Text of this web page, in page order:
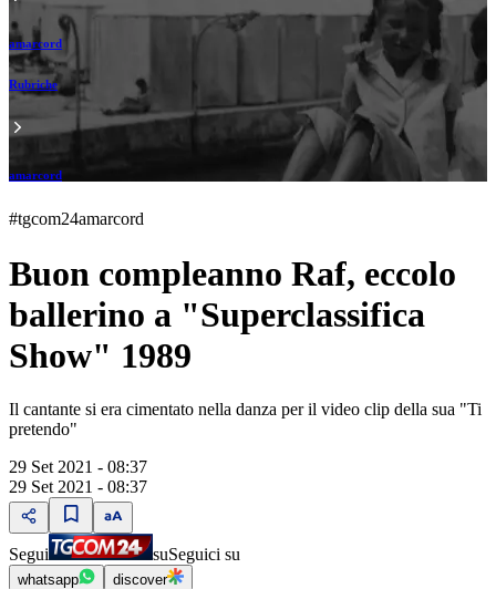
amarcord
Rubriche
amarcord
#tgcom24amarcord
Buon compleanno Raf, eccolo
ballerino a "Superclassifica
Show" 1989
Il cantante si era cimentato nella danza per il video clip della sua "Ti
pretendo"
29 Set 2021 - 08:37
29 Set 2021 - 08:37
Segui suSeguici su
whatsapp discover